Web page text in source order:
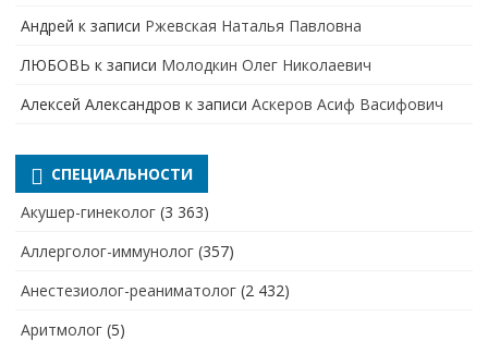
Андрей к записи Ржевская Наталья Павловна
ЛЮБОВЬ к записи Молодкин Олег Николаевич
Алексей Александров к записи Аскеров Асиф Васифович
СПЕЦИАЛЬНОСТИ
Акушер-гинеколог (3 363)
Аллерголог-иммунолог (357)
Анестезиолог-реаниматолог (2 432)
Аритмолог (5)